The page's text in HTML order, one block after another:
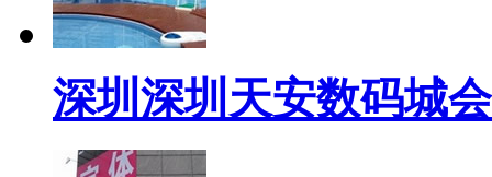
深圳深圳天安数码城